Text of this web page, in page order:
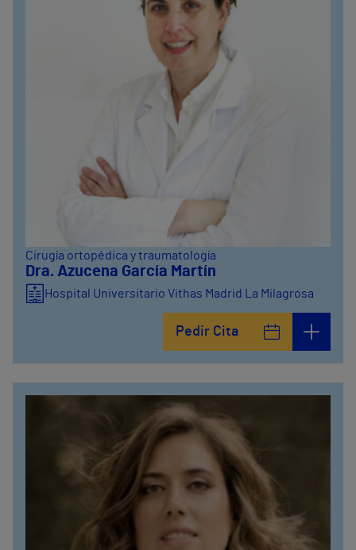
Cirugía ortopédica y traumatología
Dra. Azucena García Martín
Hospital Universitario Vithas Madrid La Milagrosa
Pedir Cita